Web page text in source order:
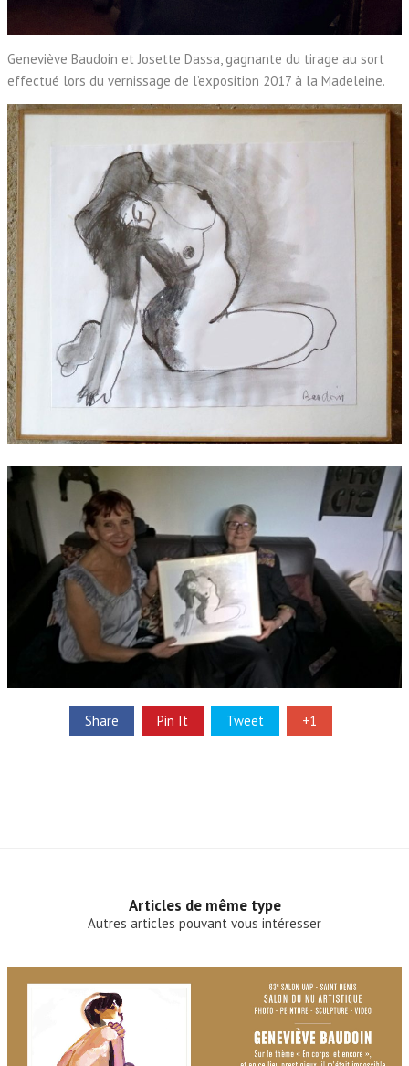
Geneviève Baudoin et Josette Dassa, gagnante du tirage au sort
effectué lors du vernissage de l’exposition 2017 à la Madeleine.
Share Pin It Tweet +1
Articles de même type
Autres articles pouvant vous intéresser